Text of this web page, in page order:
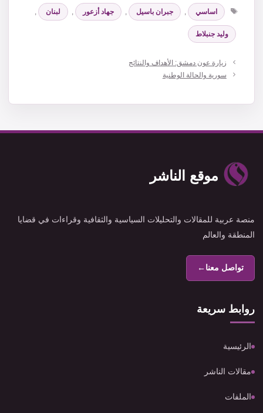
الوسوم
اساسي جبران باسيل جهاد أزعور لبنان
وليد جنبلاط
زيارة عون دمشق: الأهداف والنتائج
سورية والحالة الوطنية
موقع الناشر
منصة عربية للمقالات والتحليلات السياسية والثقافية وقراءات في قضايا
المنطقة والعالم
تواصل معنا←
روابط سريعة
الرئيسية
مقالات الناشر
الملفات